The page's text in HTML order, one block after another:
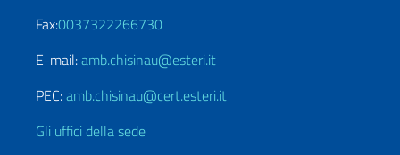
Fax:0037322266730
E-mail:amb.chisinau@esteri.it
PEC:amb.chisinau@cert.esteri.it
Gli uffici della sede